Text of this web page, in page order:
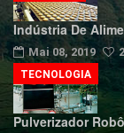
Indústria De
Mai 08, 2019
Pulverizador
TECNOLOGIA